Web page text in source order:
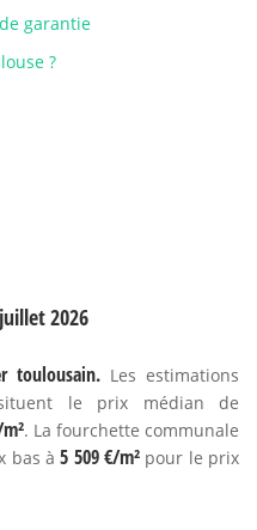
garantie
?
2026
toulousain.Les estimations
le prix médian de
. La fourchette communale
bas à5 509 €/m² pour le prix